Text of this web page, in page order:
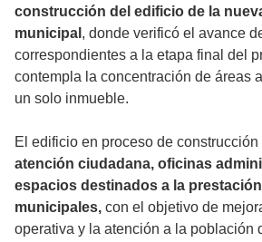
construcción del edificio de la
municipal , donde verificó el avance
correspondientes a la etapa final del
contempla la concentración de áreas
un solo inmueble.
El edificio en proceso de construcción
atención ciudadana, oficinas
espacios destinados a la
municipales, con el objetivo de
operativa y la atención a la población